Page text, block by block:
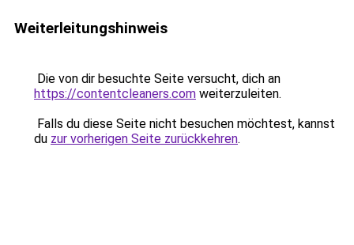
Weiterleitungshinweis
Die von dir besuchte Seite versucht, dich an
https://contentcleaners.com weiterzuleiten.
Falls du diese Seite nicht besuchen möchtest, kannst
du zur vorherigen Seite zurückkehren.